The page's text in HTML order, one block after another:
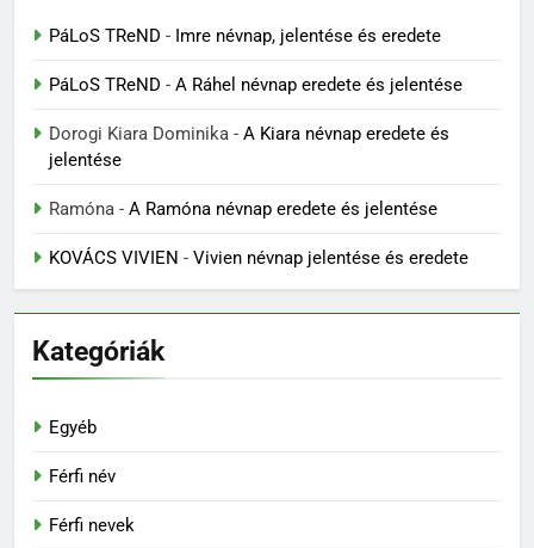
PáLoS TReND - Imre névnap, jelentése és eredete
PáLoS TReND - A Ráhel névnap eredete és jelentése
Dorogi Kiara Dominika - A Kiara névnap eredete és
jelentése
Ramóna - A Ramóna névnap eredete és jelentése
KOVÁCS VIVIEN - Vivien névnap jelentése és eredete
Kategóriák
Egyéb
Férfi név
Férfi nevek